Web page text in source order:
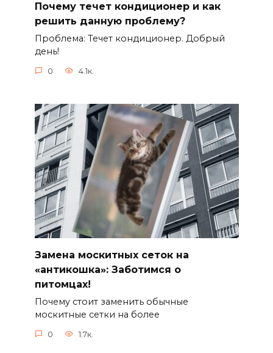
Почему течет кондиционер и как
решить данную проблему?
Проблема: Течет кондиционер. Добрый
день!
0 4.1к.
Замена москитных сеток на
«антикошка»: Заботимся о
питомцах!
Почему стоит заменить обычные
москитные сетки на более
0 1.7к.